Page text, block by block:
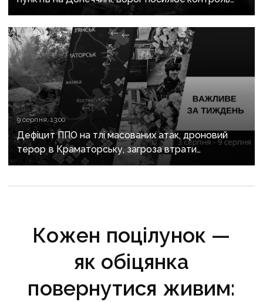
над дорогами до Слов’янська
9 серпня, 13:00
Дефіцит ППО на тлі масованих атак, дроновий
терор в Краматорську, загроза втрати
Костянтинівки та прощання з Олексієм Юковим:
Кожен поцілунок —
як обіцянка
повернутися живим: